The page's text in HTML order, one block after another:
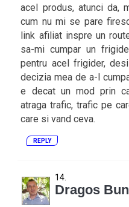
acel produs, atunci da,
cum nu mi se pare
link afiliat inspre un
sa-mi cumpar un
pentru acel frigider,
decizia mea de a-l
e decat un mod prin
atraga trafic, trafic pe
care si vand ceva.
REPLY
Dragos